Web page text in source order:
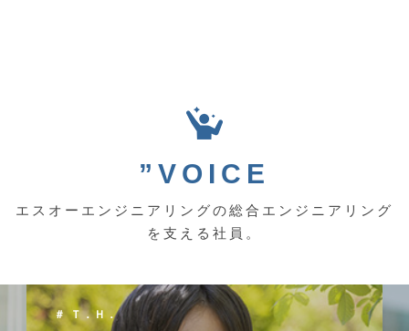
”VOICE
エスオーエンジニアリングの総合エンジニアリング
を支える社員。
＃ Ｔ．Ｈ．